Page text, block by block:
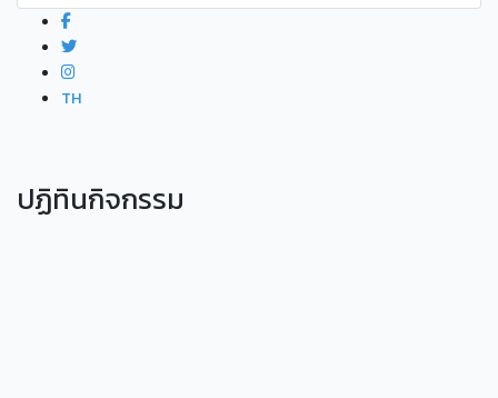
TH
ปฏิทินกิจกรรม